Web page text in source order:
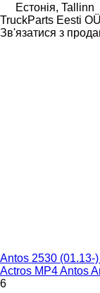
Естонія, Tallinn
TruckParts Eesti OÜ
Зв'язатися з
Antos 2530 (01.13-
Actros MP4 Antos
6